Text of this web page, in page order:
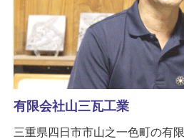
有限会社山三瓦工業
三重県四日市市山之一色町の有